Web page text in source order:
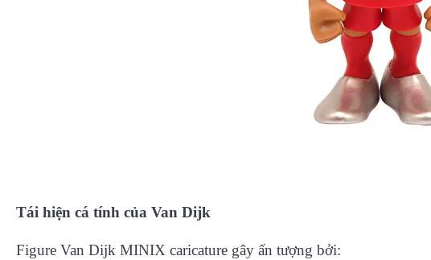
Tái hiện cá tính của Van Dijk
Figure Van Dijk MINIX caricature gây ấn tượng bởi: